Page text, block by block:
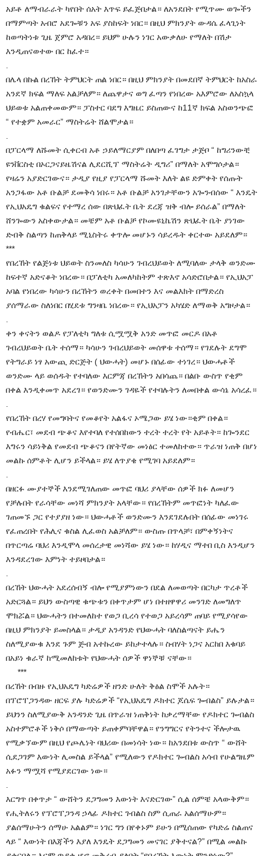
አይቶ ለማብራራት ካየበት ሰአት እጥፍ ይፈጅበታል። ለአንደበት የሚጥሙ ወጐችን
በማምጣት አብሮ አደጐቹን አፍ ያስከፍት ነበር። በዚህ ምክንያት ውዳሴ ፈላጊነት
ከወጣትነቱ ጊዜ ጀምሮ አዳበረ። ይህም ሁሉን ነገር አውቃለሁ የማለት በሽታ
እንዲጠናወተው በር ከፈተ።
በሌላ በኩል በረኸት ትምህርት ጠል ነበር። በዚህ ምክንያት በመደበኛ ትምህርት ከአስራ
አንደኛ ክፍል ማለፍ አልቻለም። ለጨዋታና ወግ ፈጣን የነበረው አእምሮው ለአስኳላ
ህይወቱ አልጠቀመውም። ፓስተር ባደግ እግዜር ይስጠውና ከ11ኛ ክፍል አስወንጭፎ
“ የተቋም አመራር” ማስትሬት ሸልሞታል።
በፓርላማ ለሹመት ሲቀርብ አቶ ኃይለማርያም በለበጣ ፈገግታ ታጅቦ “ ከግሪንውቺ
ዩንቨርስቲ በኦርጋናይዜሽናል ሊደርሺፕ ማስትሬት ዲግሪ” በማለት አሞግሶታል።
የዛሬን አያድርገውና። ታዲያ የዚያ የፓርላማ ሹመት እለት ልዩ ድምቀት የሰጡት
አንጋፋው አቶ ቡልቻ ደመቅሳ ነበሩ። አቶ ቡልቻ አንገታቸውን አጐንብሰው “ እንዴት
የኢህአዴግ ቁልፍና የተማረ ሰው በጽህፈት ቤት ደረጃ ዝቅ ብሎ ይሰራል” በማለት
ሸንጐውን አስቀውታል። መቼም አቶ ቡልቻ የኮሙዩኒኬሽን ጽህፈት ቤት ያነገው
ድብቅ ስልጣን ከጠቅላይ ሚኒስትሩ ቀጥሎ መሆኑን ሳይረዱት ቀርተው አይደለም።
***
የበረኸት የልጅነቱ ህይወት ስንመለስ ካሳሁን ገብረህይወት ለሚባለው ታላቅ ወንድሙ
ከፍተኛ አድናቆት ነበረው። በፓለቲካ አመለካከትም ተጽእኖ አሳድሮበታል። የኢህአፓ
አባል የነበረው ካሳሁን በረኸትን ወረቀት በመበተን እና መልእክት በማድረስ
ያሰማራው ስለነበር በሂደቱ ግንዛቤ ነበረው። የኢህአፓን አካሄድ ለማወቅ አግዞታል።
ቀን ቀናትን ወልዶ የፓለቲካ ግለቱ ሲሟሟቅ አንድ መጥፎ መርዶ በአቶ
ገብረህይወት ቤት ተሰማ። ካሳሁን ገብረህይወት መሰዋቱ ተሰማ። የገደሉት ደግሞ
የትግራይ ነፃ አውጪ ድርጅት ( ህውሓት) መሆኑ በሰፊው ተነገረ። ህውሓቶች
ወንድሙ ላይ ወሰዱት የተባለው እርምጃ በረኸትን አበሳጨ። በልቡ ውስጥ የቂም
በቀል እንዲቀመጥ አደረገ። የወንድሙን ገዳዬች የተባሉትን ለመበቀል ውሳኔ አሳረፈ።
የበረኸት በረሃ የመግባትና የመቆየት አልፋና ኦሜጋው ይሄ ነው።ቂም በቀል።
የብሔር፣ መደብ ጭቆና እየተባለ የተሰበከውን ተረት ተረት የት አይቶት። ከጐንደር
እግሩን ሳይነቅል የመደብ ጭቆናን በየትኛው መነፅር ተመለከተው። ጥራዝ ነጠቅ በሆነ
መልኩ ሰምቶት ሊሆን ይችላል። ይሄ ለጥያቄ የሚገባ አይደለም።
በዘርፉ ሙያተኞች እንደሚገለጠው መጥፎ ባህሪ ያላቸው ሰዎች ክፉ ለመሆን
የቻሉበት የራሳቸው መነሻ ምክንያት አላቸው። የበረኸትም መጥፎነት ካለፈው
ገጠመኙ ጋር የተያያዘ ነው። ህውሓቶች ወንድሙን እንደገደሉበት በሰፊው መነገሩ
የፈጠረበት የሕሊና ቁስል ሊፈወስ አልቻለም። ውስጡ በጥላቻ፣ በምቀኝነትና
በጥርጣሬ ባህሪ እንዲሞላ መሰረታዊ መነሻው ይሄ ነው። ከሃዲና ማተበ ቢስ እንዲሆን
እንዳደረገው እምነት ተይዞበታል።
በረኸት ህውሓት አደረሰብኝ ብሎ የሚያምነውን በደል ለመወጣት በርካታ ጥረቶች
አድርጓል። ይህን ውስጣዊ ቁጭቱን በቀጥታም ሆነ በተዘዋዋሪ መንገድ ለመግለጥ
ሞክሯል። ህውሓትን በተመለከተ የወጋ ቢረሳ የተወጋ አይረሳም ጠባይ የሚያሳየው
በዚህ ምክንያት ይመስላል። ታዲያ አንዳንድ የህውሓት ባለስልጣናት ይሔን
ስለሚያውቁ እንደ ጉም ጅብ አተኩረው ይከታተላሉ። ስብሃት ነጋና አርከበ እቁባይ
በአይነ ቁራኛ ከሚመለከቱት የህውሓት ሰዎች ዋነኞቹ ናቸው።
***
በረኸት በብዙ የኢህአዴግ ካድሬዎች ዘንድ ሁለት ቅፅል ስሞች አሉት።
በፕሮፐጋንዳው ዘርፍ ያሉ ካድሬዎች “የኢህአዴግ ዶክተር ጆሴፍ ጐብልስ” ይሉታል።
ይህንን ስለሚያውቅ አንዳንድ ጊዜ በጥራዝ ነጠቅነት ከቃረማቸው የዶክተር ጐብልስ
አስተምሮቶች ነቅሶ በማውጣት ይጠቀምባቸዋል። የንግግርና የትንተና ችሎታዉ
የሚቃኘውም በዚህ የጮሌነት ባህሪው በመነሳት ነው። ከአንደበቱ ውስጥ “ ውሸት
ሲደጋገም እውነት ሊመስል ይችላል” የሚለውን የዶክተር ጐብልስ አሳብ የሁልግዜም
አፉን ማሟሻ የሚያደርገው ነው።
እርግጥ በቀጥታ “ ውሸትን ደጋግመን እውነት እናድርገው” ሲል ሰምቼ አላውቅም።
የሒትለሩን የፕሮፐጋንዳ ኃላፊ ዶክተር ገብልስ ስም ሲጠራ አልሰማሁም።
ያልሰማሁትን ሰማሁ አልልም። ነገር ግን በየቀኑም ይሁን በሚሰጠው የካድሬ ስልጠና
ላይ “ እውነት በእጃችን እያለ እንዴት ደጋግመን መናገር ያቅተናል?” በሚል መልኩ